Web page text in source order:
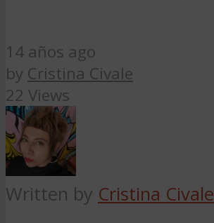
14 años ago
by Cristina Civale
22 Views
Written by Cristina Civale